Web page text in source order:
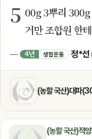
5 00g 3뿌리 300g
거만 조합원 한
— 4년 생협운동 정*선
(농할 국산)대파
(농할 국산)적